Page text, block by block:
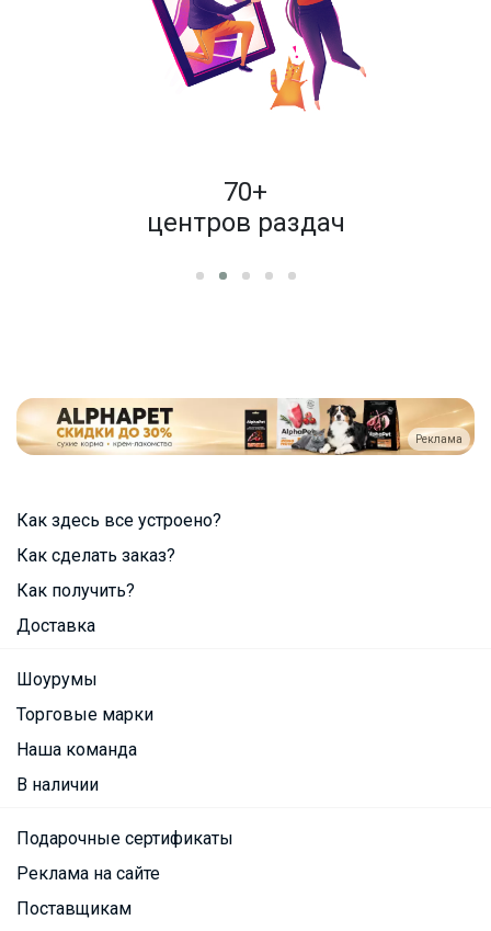
70+
центров раздач
Реклама
Как здесь все устроено?
Как сделать заказ?
Как получить?
Доставка
Шоурумы
Торговые марки
Наша команда
В наличии
Подарочные сертификаты
Реклама на сайте
Поставщикам